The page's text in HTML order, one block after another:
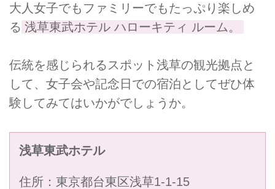
大人女子でもファミリーでもたっぷり楽しめ
る 浅草東武ホテル ハローキティ ルーム。
伝統を感じられるスポット浅草の観光拠点と
して、女子会や記念日での宿泊としてぜひ体
験してみてはいかがでしょうか。
浅草東武ホテル
住所：東京都台東区浅草1-1-15